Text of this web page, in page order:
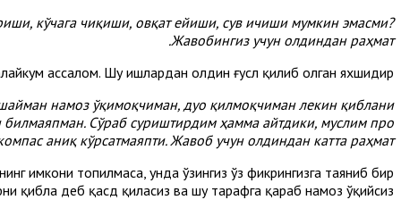
кўчага чиқиши, овқат ейиши, сув ичиши мумкин эмасми?
Жавобингиз учун олдиндан раҳмат.
ассалом. Шу ишлардан олдин ғусл қилиб олган яхшидир.
намоз ўқимоқчиман, дуо қилмоқчиман лекин қиблани
Сўраб суриштирдим ҳамма айтдики, муслим про
аниқ кўрсатмаяпти. Жавоб учун олдиндан катта раҳмат
имкони топилмаса, унда ўзингиз ўз фикрингизга таяниб бир
қибла деб қасд қиласиз ва шу тарафга қараб намоз ўқийсиз.